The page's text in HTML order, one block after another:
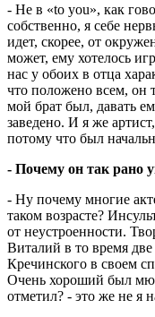
- Не в «to you», как
собственно, я себе
идет, скорее, от
может, ему хотелось
нас у обоих в отца
что положено всем, он
мой брат был, давать
заведено. И я же
потому что был
- Почему он так рано
- Ну почему многие
таком возрасте?
от неустроенности.
Виталий в то время
Кречинского в своем
Очень хороший был
отметил? - это же не я